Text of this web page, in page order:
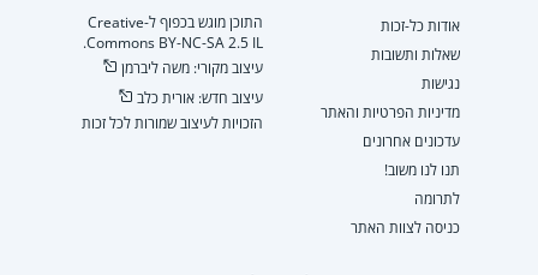
אודות כל-זכות
שאלות ותשובות
נגישות
מדיניות הפרטיות והאתר
עדכונים אחרונים
תנו לנו משוב!
לתרומה
כניסה לצוות האתר
התוכן מוגש בכפוף ל-Creative
Commons BY-NC-SA 2.5 IL.
עיצוב מקורי: משה ליברמן
עיצוב חדש: אורית כלב
הזכויות לעיצוב שמורות לכל זכות